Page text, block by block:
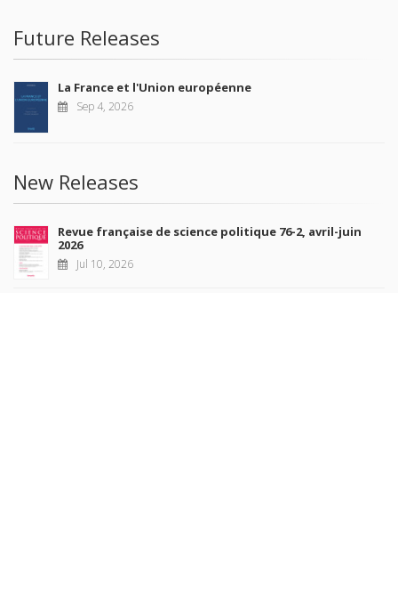
Future Releases
La France et l'Union européenne
Sep 4, 2026
New Releases
Revue française de science politique 76-2, avril-juin
2026
Jul 10, 2026